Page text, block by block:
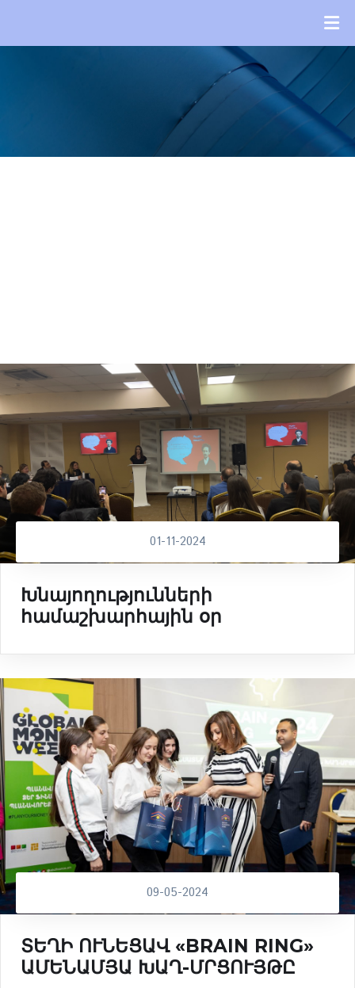
01-11-2024
Խնայողությունների
համաշխարհային օր
09-05-2024
ՏԵՂԻ ՈՒՆԵՑԱՎ «BRAIN RING»
ԱՄԵՆԱՄՅԱ ԽԱՂ-ՄՐՑՈՒՅԹԸ